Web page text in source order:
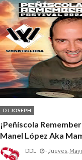
DJ JOSEPH
¡Peñíscola
Manel López Aka
DDL - Jueves,